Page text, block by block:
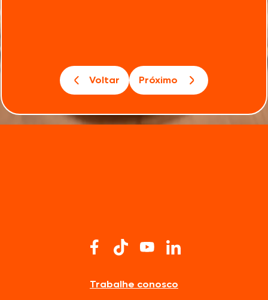
Voltar Próximo
Trabalhe conosco